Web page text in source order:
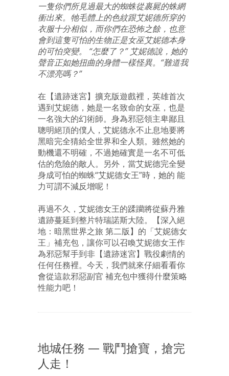
一隻你們所見過最大的蜘蛛從裹屍的蛛網
衝出來。牠毛體上的色紋跟艾妮德所穿的
衣服十分相似，而你們在恐怖之餘，也意
會到這隻可怕的生物正是女巫艾妮德本身
的可怕突變。 “怎麼了？” 艾妮德說，她的
聲音正如她扭曲的身體一樣怪異。 “難道我
不漂亮嗎？”
在【遺跡迷宮】擴充版遊戲裡，英雄首次
遇到艾妮德，她是一名致命的女巫，也是
一名強大的幻術師。身為邪惡領主卑鄙且
聰明絕頂的僕人，艾妮德永不止息地要將
黑暗完全猜給全世界和全人類。雖然她的
動機還不明確，不過她確實是一名不可低
估的危險的敵人。另外，當艾妮德完全變
身成可怕的蜘蛛“艾妮德女王”時，她的 能
力可謂不減反增呢！
再過不久，艾妮德女王的蹂躪將從蘇丹雅
遺跡蔓延到整片特瑞諾斯大陸。【深入絕
地：暗黑世界之旅 第二版】的「艾妮德女
王」補充包，讓你可以召喚艾妮德女王作
為邪惡幫手到非【遺跡迷宮】戰役劇情的
任何任務裡。今天，我們就來仔細看看你
會從這款邪惡副官 補充包中獲得什麼策略
性能力吧！
地城任務 — 戰鬥搶寶，搶完
人走！